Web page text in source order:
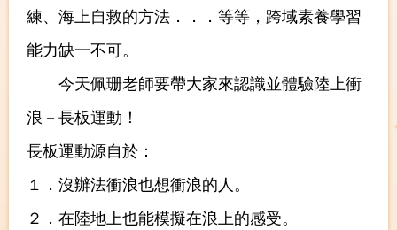
練、海上自救的方法．．．等等，跨域素養學習
能力缺一不可。
今天佩珊老師要帶大家來認識並體驗陸上衝
浪－長板運動！
長板運動源自於：
１．沒辦法衝浪也想衝浪的人。
２．在陸地上也能模擬在浪上的感受。